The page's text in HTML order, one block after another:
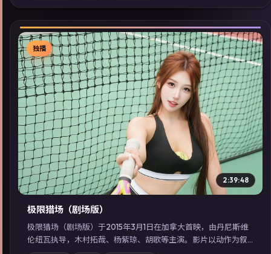
延展检索同类型高分佳作，畅享高清在线追剧体验。
▶
独播
2:39:48
极限猎场（剧场版）
极限猎场（剧场版）于2015年3月1日在加拿大首映，由丹尼斯·维
伦纽瓦执导，木村拓哉、杨紫琼、胡歌等主演。影片以动作为叙